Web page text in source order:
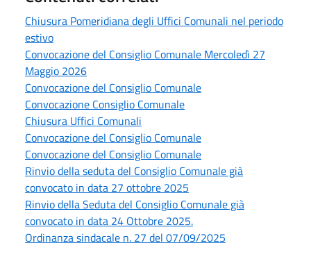
Chiusura Pomeridiana degli Uffici Comunali nel periodo
estivo
Convocazione del Consiglio Comunale Mercoledì 27
Maggio 2026
Convocazione del Consiglio Comunale
Convocazione Consiglio Comunale
Chiusura Uffici Comunali
Convocazione del Consiglio Comunale
Convocazione del Consiglio Comunale
Rinvio della seduta del Consiglio Comunale già
convocato in data 27 ottobre 2025
Rinvio della Seduta del Consiglio Comunale già
convocato in data 24 Ottobre 2025.
Ordinanza sindacale n. 27 del 07/09/2025